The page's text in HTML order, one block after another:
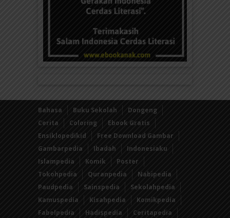
Bahasa Buku Sekolah
Dongeng
Cerita
Coloring
Ebook Gratis
Ensiklopedikid
Free Download Gambar
Gambarpedia
Ibadah
Indonesiaku
Islampedia
Komik
Poster
Tokohpedia
Quranpedia
Nabipedia
Paudpedia
Sainspedia
Sekolahpedia
Kamuspedia
Kisahpedia
Komikpedia
Fabelpedia
Hadispedia Ceritapedia